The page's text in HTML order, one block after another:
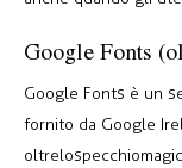
Google Fonts
Google Fonts è un
fornito da Google